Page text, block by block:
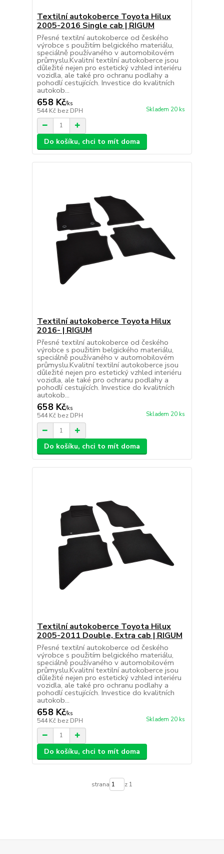
Textilní autokoberce Toyota Hilux
2005-2016 Single cab | RIGUM
Přesné textilní autokoberce od českého
výrobce s použitím belgického materiálu,
speciálně používaného v automobilovém
průmyslu.Kvalitní textilní autokoberce jsou
důležité nejen pro estetický vzhled interiéru
vozidla, ale také pro ochranu podlahy a
pohodlí cestujících. Investice do kvalitních
autokob...
658 Kč/ks
544 Kč bez DPH Skladem 20 ks
Do košíku, chci to mít doma
Textilní autokoberce Toyota Hilux
2016- | RIGUM
Přesné textilní autokoberce od českého
výrobce s použitím belgického materiálu,
speciálně používaného v automobilovém
průmyslu.Kvalitní textilní autokoberce jsou
důležité nejen pro estetický vzhled interiéru
vozidla, ale také pro ochranu podlahy a
pohodlí cestujících. Investice do kvalitních
autokob...
658 Kč/ks
544 Kč bez DPH Skladem 20 ks
Do košíku, chci to mít doma
Textilní autokoberce Toyota Hilux
2005-2011 Double, Extra cab | RIGUM
Přesné textilní autokoberce od českého
výrobce s použitím belgického materiálu,
speciálně používaného v automobilovém
průmyslu.Kvalitní textilní autokoberce jsou
důležité nejen pro estetický vzhled interiéru
vozidla, ale také pro ochranu podlahy a
pohodlí cestujících. Investice do kvalitních
autokob...
658 Kč/ks
544 Kč bez DPH Skladem 20 ks
Do košíku, chci to mít doma
strana z 1